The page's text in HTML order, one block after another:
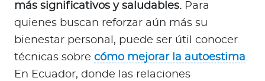
más significativos y saludables. Para
quienes buscan reforzar aún más su
bienestar personal, puede ser útil conocer
técnicas sobre cómo mejorar la autoestima.
En Ecuador, donde las relaciones